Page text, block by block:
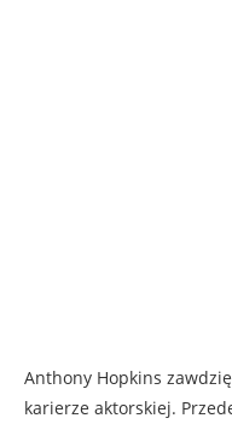
Anthony Hopkins
karierze aktorskiej.